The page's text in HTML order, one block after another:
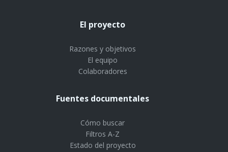
El proyecto
Razones y objetivos
El equipo
Colaboradores
Fuentes documentales
Cómo buscar
Filtros A-Z
Estado del proyecto